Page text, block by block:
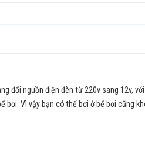
nguồn điện đèn từ 220v sang 12v, với
Vì vậy bạn có thể bơi ở bể bơi cũng